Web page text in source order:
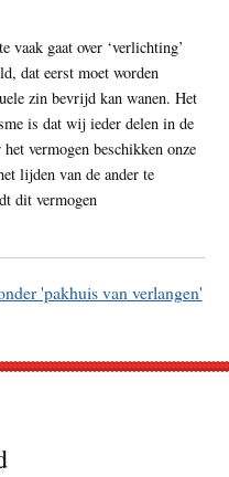
vaak gaat over ‘verlichting’
dat eerst moet worden
zin bevrijd kan wanen. Het
is dat wij ieder delen in de
vermogen beschikken onze
lijden van de ander te
dit vermogen
'pakhuis van verlangen'